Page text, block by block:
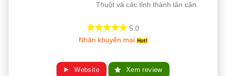
Thuột và các tỉnh thành lân cận.
5.0
Nhận khuyến mại
Website Xem review